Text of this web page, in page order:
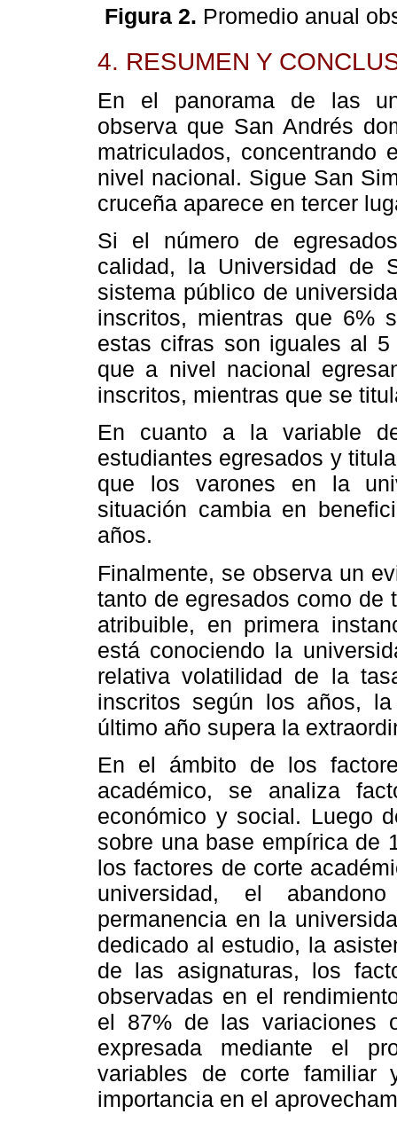
Figura 2. Promedio anual
4. RESUMEN Y
En el panorama de las
observa que San Andrés
matriculados,
nivel nacional. Sigue San
cruceña aparece en tercer
Si el número de
calidad, la Universidad de
sistema público de
inscritos, mientras que 6%
estas cifras son iguales al
que a nivel nacional
inscritos, mientras que se
En cuanto a la variable
estudiantes egresados y
que los varones en la
situación cambia en
años.
Finalmente, se observa un
tanto de egresados como de
atribuible, en primera
está conociendo la
relativa volatilidad de la
inscritos según los años,
último año supera la
En el ámbito de los
académico, se analiza
económico y social. Luego
sobre una base empírica de
los factores de corte
universidad, el
permanencia en la
dedicado al estudio, la
de las asignaturas, los
observadas en el
el 87% de las variaciones
expresada mediante el
variables de corte familiar
importancia en el